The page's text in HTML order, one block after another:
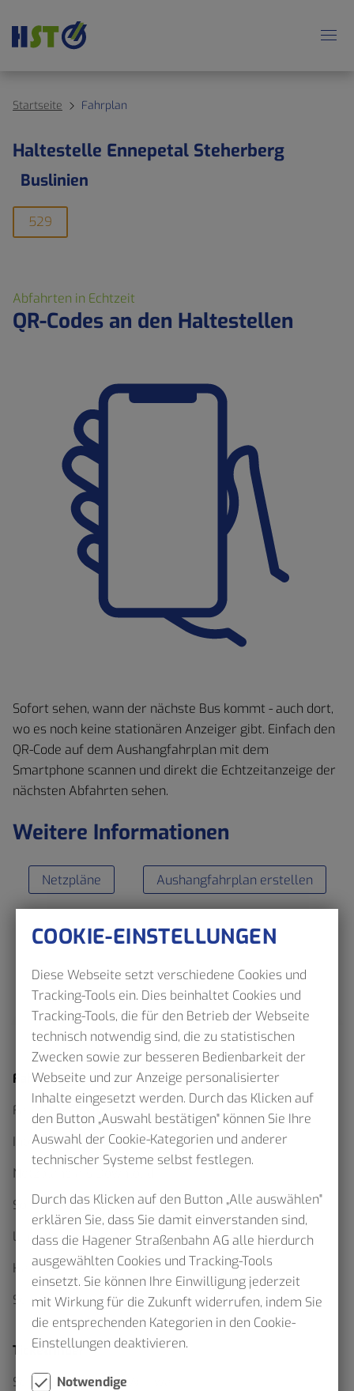
Startseite Fahrplan
Haltestelle Ennepetal Steherberg
Buslinien
529
Abfahrten in Echtzeit
QR-Codes an den Haltestellen
Sofort sehen, wann der nächste Bus kommt - auch dort,
wo es noch keine stationären Anzeiger gibt. Einfach den
QR-Code auf dem Aushangfahrplan mit dem
Smartphone scannen und direkt die Echtzeitanzeige der
nächsten Abfahrten sehen.
Weitere Informationen
Netzpläne Aushangfahrplan erstellen
Fahrplan
Fahrplanauskunft
Interaktiver Netzplan
Netzpläne als Download
Sommerfahrplan 2026
Linienfahrpläne
Haltestellenskizzen
Schülerverkehr
Ticketfinder
Schluss mit Waben Wirrwarr
COOKIE-EINSTELLUNGEN
Diese Webseite setzt verschiedene Cookies und
Tracking-Tools ein. Dies beinhaltet Cookies und
Tracking-Tools, die für den Betrieb der Webseite
technisch notwendig sind, die zu statistischen
Zwecken sowie zur besseren Bedienbarkeit der
Webseite und zur Anzeige personalisierter
Inhalte eingesetzt werden. Durch das Klicken auf
den Button „Auswahl bestätigen" können Sie Ihre
Auswahl der Cookie-Kategorien und anderer
technischer Systeme selbst festlegen.
Durch das Klicken auf den Button „Alle auswählen"
erklären Sie, dass Sie damit einverstanden sind,
dass die Hagener Straßenbahn AG alle hierdurch
ausgewählten Cookies und Tracking-Tools
einsetzt. Sie können Ihre Einwilligung jederzeit
mit Wirkung für die Zukunft widerrufen, indem Sie
die entsprechenden Kategorien in den Cookie-
Einstellungen deaktivieren.
Notwendige